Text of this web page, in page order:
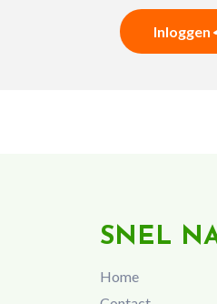
Inloggen
SNEL
Home